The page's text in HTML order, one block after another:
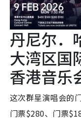
丹尼尔．
大湾区国
香港音乐
这次群星演唱会的
门票$280、门票